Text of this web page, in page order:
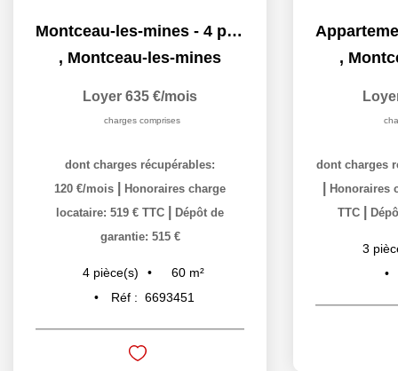
Montceau-les-mines - 4 pièce(s) - 60 m2
, Montceau-les-mines
Loyer 635 €/mois
charges comprises
dont charges récupérables:
120 €/mois
Honoraires charge
locataire: 519 € TTC
Dépôt de
garantie: 515 €
4 pièce(s) 60 m²
Réf : 6693451
,
dont charges
Honoraires
TTC
3